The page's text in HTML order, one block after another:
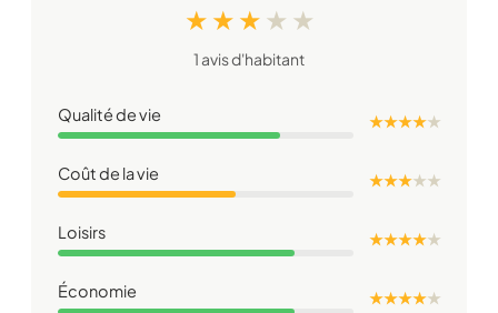
★ ★ ★ ★ ★
1 avis d'habitant
Qualité de vie ★ ★ ★ ★★
Coût de la vie ★ ★ ★★★
Loisirs ★ ★ ★ ★★
Économie ★ ★ ★ ★★